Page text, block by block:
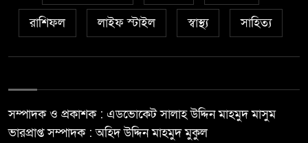
রাশিফল লাইফ স্টাইল স্বাস্থ্য সাহিত্য
সম্পাদক ও প্রকাশক : এডভোকেট সালাহ উদ্দিন মাহমুদ মাসুম
ভারপ্রাপ্ত সম্পাদক : অহিদ উদ্দিন মাহমুদ মুকুল